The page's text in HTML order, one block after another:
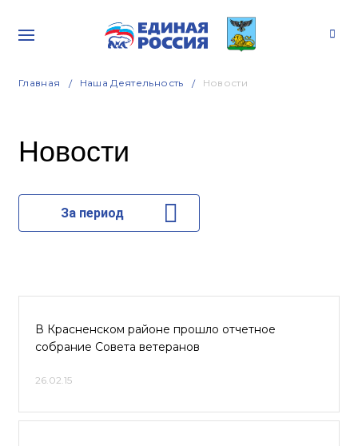
Главная Наша Деятельность Новости
Новости
За период
В Красненском районе прошло отчетное
собрание Совета ветеранов
26.02.15